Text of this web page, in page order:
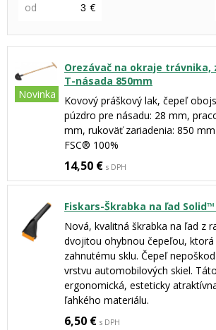
od €
Novinka
Orezávač na okraje trávnika,
T-násada 850mm
Kovový práškový lak, čepeľ
púzdro pre násadu: 28 mm,
mm, rukoväť zariadenia: 850
FSC® 100%
14,50 € s DPH
Fiskars-Škrabka na ľad Solid™
Nová, kvalitná škrabka na ľad z
dvojitou ohybnou čepeľou,
zahnutému sklu. Čepeľ
vrstvu automobilových skiel.
ergonomická, esteticky
ľahkého materiálu.
6,50 € s DPH